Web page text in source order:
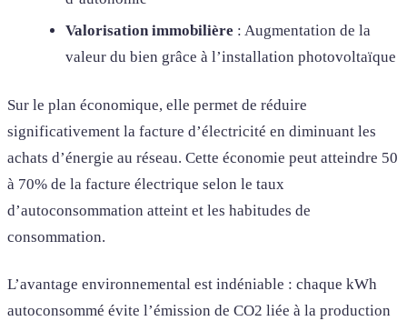
Valorisation immobilière : Augmentation de la
valeur du bien grâce à l’installation photovoltaïque
Sur le plan économique, elle permet de réduire
significativement la facture d’électricité en diminuant les
achats d’énergie au réseau. Cette économie peut atteindre 50
à 70% de la facture électrique selon le taux
d’autoconsommation atteint et les habitudes de
consommation.
L’avantage environnemental est indéniable : chaque kWh
autoconsommé évite l’émission de CO2 liée à la production